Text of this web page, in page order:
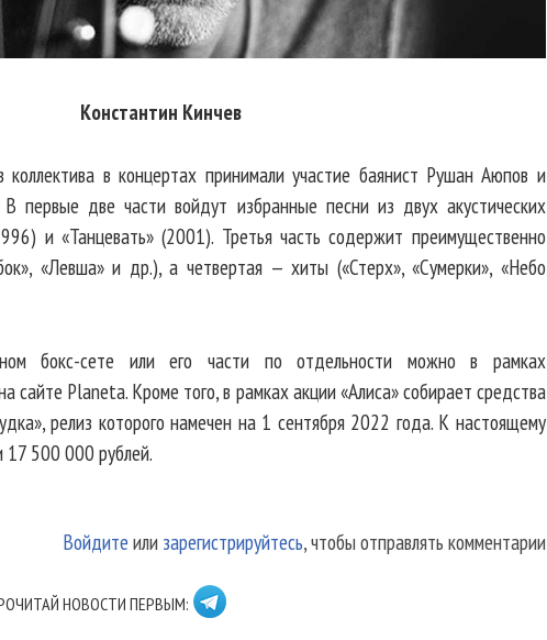
Константин Кинчев
в концертах принимали участие баянист Рушан Аюпов и
первые две части войдут избранные песни из двух акустических
и «Танцевать» (2001). Третья часть содержит преимущественно
«Левша» и др.), а четвертая — хиты («Стерх», «Сумерки», «Небо
бокс-сете или его части по отдельности можно в рамках
сайте Planeta. Кроме того, в рамках акции «Алиса» собирает средства
релиз которого намечен на 1 сентября 2022 года. К настоящему
17 500 000 рублей.
Войдите или зарегистрируйтесь, чтобы отправлять комментарии
НОВОСТИ ПЕРВЫМ: